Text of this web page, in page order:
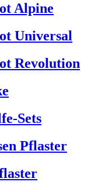
Alpine
Universal
Revolution
Sets
Pflaster